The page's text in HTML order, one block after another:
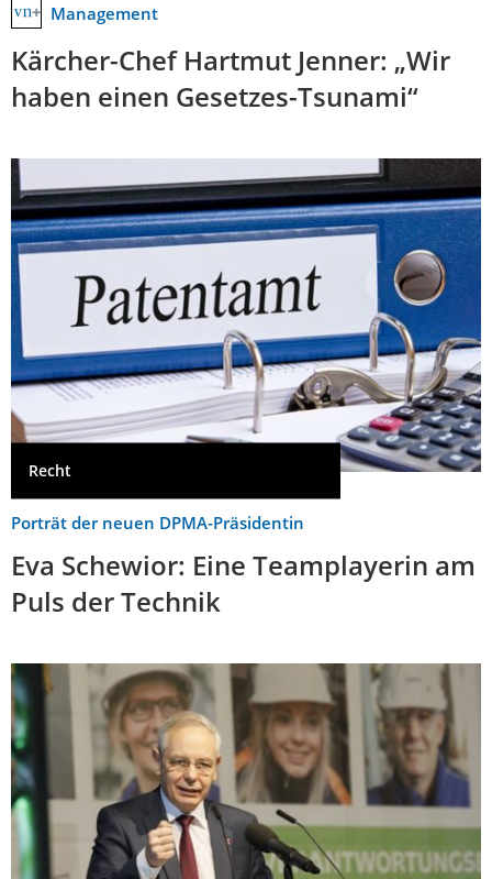
Management
Kärcher-Chef Hartmut Jenner: „Wir
haben einen Gesetzes-Tsunami“
Recht
Porträt der neuen DPMA-Präsidentin
Eva Schewior: Eine Teamplayerin am
Puls der Technik